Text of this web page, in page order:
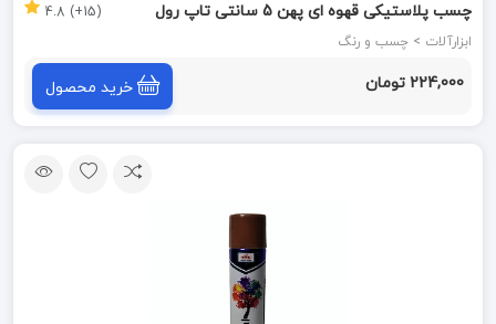
چسب پلاستیکی قهوه ای پهن 5 سانتی تاپ رول
ابزارآلات > چسب و رنگ
(15+) 4.8
224,000 تومان خرید محصول